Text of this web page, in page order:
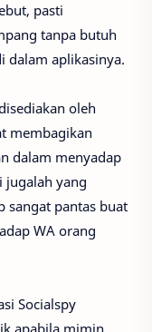
pasti
tanpa butuh
dalam aplikasinya.
oleh
membagikan
dalam menyadap
jugalah yang
sangat pantas buat
WA orang
Socialspy
apabila mimin